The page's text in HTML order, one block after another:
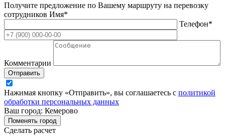
Получите предложение по Вашему маршруту на перевозку
сотрудников Имя*
Телефон*
Комментарии
Отправить
Нажимая кнопку «Отправить», вы соглашаетесь с политикой
обработки персональных данных
Ваш город: Кемерово
Поменять город
Сделать расчет